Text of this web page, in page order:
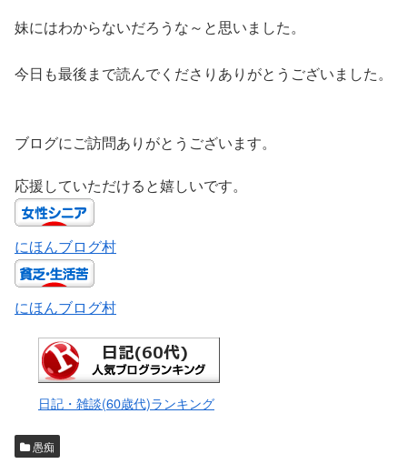
妹にはわからないだろうな～と思いました。
今日も最後まで読んでくださりありがとうございました。
ブログにご訪問ありがとうございます。
応援していただけると嬉しいです。
にほんブログ村
にほんブログ村
日記・雑談(60歳代)ランキング
愚痴